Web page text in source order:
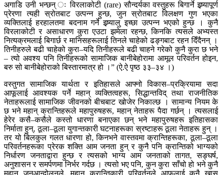
अगाडि उनी भन्छन् ः विरलाकोटी (rare) सौन्दर्यका वस्तुहरू बिगार्ने इष्र्यापूर्ण
प्रेरणा त्यही स्रोतबाट उत्पन्न हुन्छ, जुन स्रोतबाट विलक्षण गुण भएका
व्यक्तिलाई हरहालतमा बदनाम गर्ने इष्र्यालु इच्छा उत्पन्न भएको हुन्छ । कुनै
विरलाकोटी र असाधारण कुरा एउटा झमेला रहन्छ, किनकि त्यसले अभ्यस्त
नित्यक्रमलाई बिगार्छ र मानिसहरूलाई तिनले चाहेको ढङ्गबाट रहन दिँदैनन् ।
तिनीहरुले बढी चाहेको कुरा–यदि तिनीहरूले बढी चाहने गरेको कुनै कुरा छ भने
– त्यो अवश्य पनि तिनीहरूको सामाजिक बानीबेहोरामा आमूल परिवर्तन होइन,
बरु सो बानीबेहोराको बिस्तारमात्र हो ।” (ऐ.ऐ पृष्ठ ३३–३४ ।)
वस्तुगत सामाजिक यार्थता र इतिहासले आफ्नो विकास–प्रक्रियामा सदा
आफूलाई आवश्यक पर्ने महान् व्यक्तित्वहरू, सिद्धान्तविद् तथा राजनीतिक
नेताहरूलाई सामाजिक जीवनको बीचबाट खोजेर निकाल्छ । सामान्य नियम के
छ भने महान् क्रान्तिहरूले महापुरुषहरू, महान् नेताहरू पैदा गर्छन् । त्यसलाई
हेरेर कसै–कसैले कस्तो धारणा बनाएका छन् भने महापुरुषहरू इतिहासका
निर्माता हुन्, ठूला–ठूला युगान्तकारी घटनाहरूका स्रष्टाहरू ठूला नेताहरू हुन् ।
तर यो बिलकुल गलत धारणा हो, किनभने वास्तवमा क्रान्तिहरूका, ठूला–ठूला
परिवर्तनहरूका प्रेरक शक्ति आम जनता हुन् र कुनै पनि क्रान्तिको भाग्यको
निर्धारण जनताद्वारा हुन्छ र त्यसको भाग्य आम जनताको तागत, सङ्घर्ष,
अनुशासन र समर्पणमा निर्भर गर्दछ । त्यसो भए पनि, कुन कुरा साँचो हो भने कुनै